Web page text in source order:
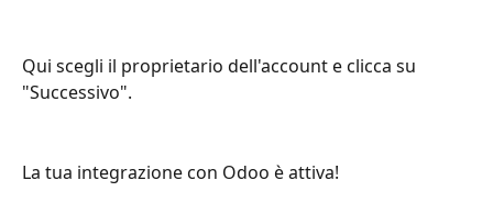
Qui scegli il proprietario dell'account e clicca su
"Successivo".
La tua integrazione con Odoo è attiva!